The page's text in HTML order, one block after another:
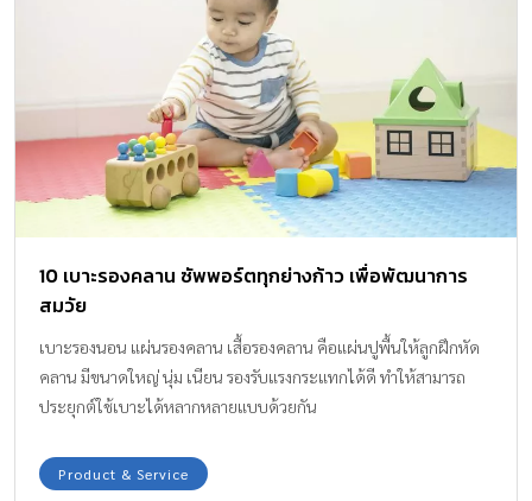
10 เบาะรองคลาน ซัพพอร์ตทุกย่างก้าว เพื่อพัฒนาการ
สมวัย
เบาะรองนอน แผ่นรองคลาน เสื้อรองคลาน คือแผ่นปูพื้นให้ลูกฝึกหัด
คลาน มีขนาดใหญ่ นุ่ม เนียน รองรับแรงกระแทกได้ดี ทำให้สามารถ
ประยุกต์ใช้เบาะได้หลากหลายแบบด้วยกัน
Product & Service